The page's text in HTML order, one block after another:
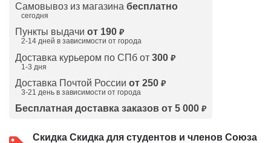
Самовывоз из магазина бесплатно
сегодня
Пункты выдачи от 190 ₽
2-14 дней в зависимости от города
Доставка курьером по СПб от 300 ₽
1-3 дня
Доставка Почтой России от 250 ₽
3-21 день в зависимости от города
Бесплатная доставка заказов от 5 000 ₽
Скидка Скидка для студентов и членов Союза